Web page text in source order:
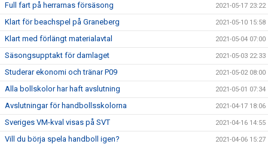
Full fart på herrarnas försäsong 2021-05-17 23:22
Klart för beachspel på Graneberg 2021-05-10 15:58
Klart med förlängt materialavtal 2021-05-04 07:00
Säsongsupptakt för damlaget 2021-05-03 22:33
Studerar ekonomi och tränar P09 2021-05-02 08:00
Alla bollskolor har haft avslutning 2021-05-01 07:34
Avslutningar för handbollsskolorna 2021-04-17 18:06
Sveriges VM-kval visas på SVT 2021-04-16 14:55
Vill du börja spela handboll igen? 2021-04-06 15:27